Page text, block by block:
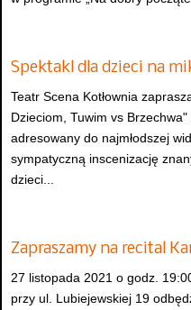
Spektakl dla dzieci na
Teatr Scena Kotłownia
Dzieciom, Tuwim vs Brzechwa"
adresowany do najmłodszej
sympatyczną inscenizację
dzieci...
Zapraszamy na recital
27 listopada 2021 o godz.
przy ul. Lubiejewskiej 19